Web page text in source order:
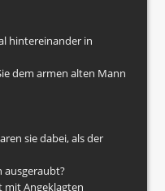
hintereinander in
dem armen alten Mann
sie dabei, als der
ausgeraubt?
mit Angeklagten